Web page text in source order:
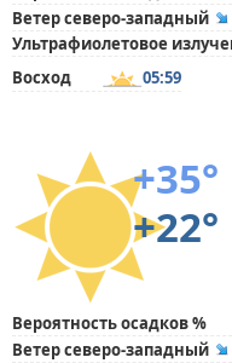
Ветер северо-западный
Ультрафиолетовое
Восход
05:59
+35°
+22°
Вероятность осадков %
Ветер северо-западный